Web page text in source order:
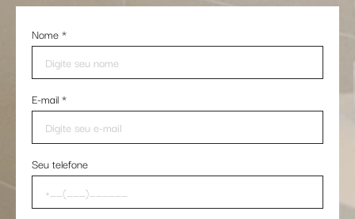
Nome*
E-mail*
Seu telefone